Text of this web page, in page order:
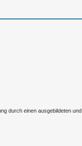
durch einen ausgebildeten